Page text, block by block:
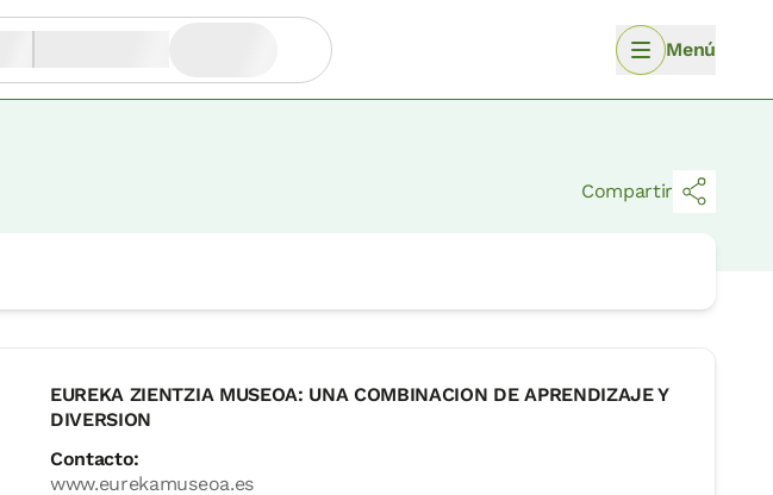
Menú
Compartir
EUREKA ZIENTZIA MUSEOA: UNA COMBINACION DE APRENDIZAJE Y
DIVERSION
Contacto:
www.eurekamuseoa.es